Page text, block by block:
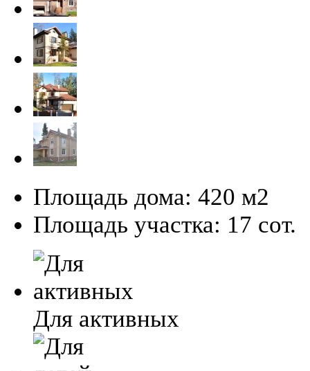
Площадь дома: 420 м2
Площадь участка: 17 сот.
Для активных